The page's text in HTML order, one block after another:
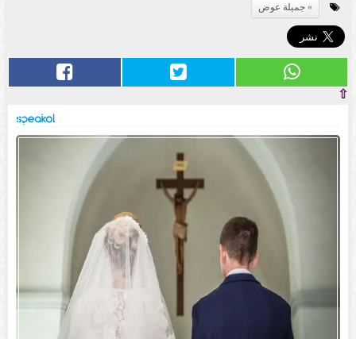
جميلة عوض
⇧